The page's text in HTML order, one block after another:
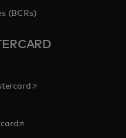
(BCRs)
nueva
se abre en una pestaña
abre en una pestaña nueva
se abre en una pestaña